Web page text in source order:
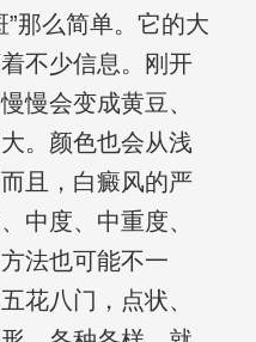
那么简单。它的大
不少信息。刚开
慢会变成黄豆、
。颜色也会从浅
且，白癜风的严
中度、中重度、
法也可能不一
花八门，点状、